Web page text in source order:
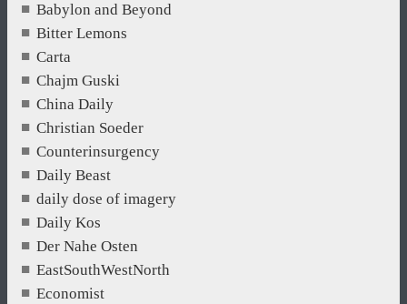
Babylon and Beyond
Bitter Lemons
Carta
Chajm Guski
China Daily
Christian Soeder
Counterinsurgency
Daily Beast
daily dose of imagery
Daily Kos
Der Nahe Osten
EastSouthWestNorth
Economist